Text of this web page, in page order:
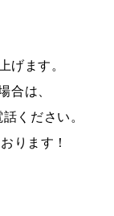
げます。
合は、
ください。
ります！